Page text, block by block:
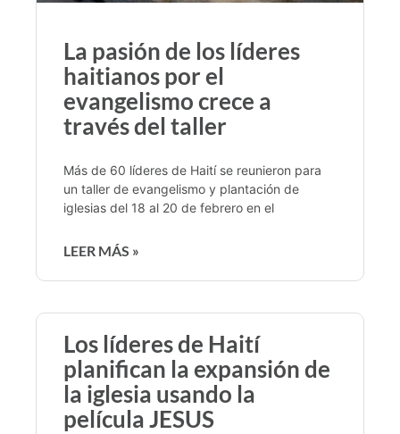
La pasión de los líderes
haitianos por el
evangelismo crece a
través del taller
Más de 60 líderes de Haití se reunieron para
un taller de evangelismo y plantación de
iglesias del 18 al 20 de febrero en el
LEER MÁS »
Los líderes de Haití
planifican la expansión de
la iglesia usando la
película JESUS